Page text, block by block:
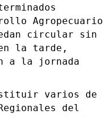
Agropecuario
circular sin
la tarde,
a la jornada
varios de
del